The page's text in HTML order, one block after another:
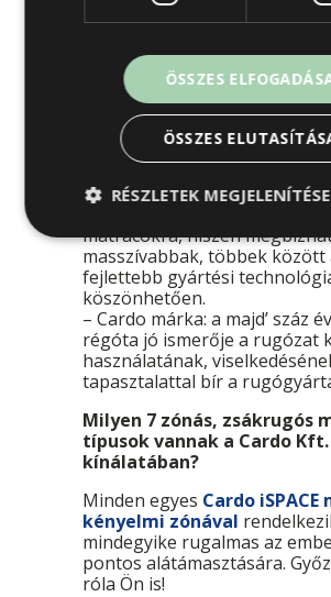
– A megfelelő alátámasztás
jobb a gerincnek.(Nem rugós
esetén ágyrácsról is
hogy meglegyen az
– Nagyon jó a
higiénikusabb, mint pl. egy
– Hosszabb az élettartama:
matracokra, hiszen
masszívabbak, többek között
fejlettebb gyártési
köszönhetően.
– Cardo márka: a majd’ száz
régóta jó ismerője a rugózat
használatának,
tapasztalattal bír a
Milyen 7 zónás, zsákrugós
típusok vannak a Cardo Kft.
kínálatában?
Minden egyes Cardo
kényelmi zónával
mindegyike rugalmas az
pontos alátámasztására.
róla Ön is!
ÖSSZES
ÖSSZES
RÉSZLETEK MEGJELENÍTÉSE